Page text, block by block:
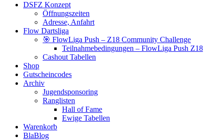
DSFZ Konzept
Öffnungszeiten
Adresse, Anfahrt
Flow Dartsliga
🎯 FlowLiga Push – Z18 Community Challenge
Teilnahmebedingungen – FlowLiga Push Z18
Cashout Tabellen
Shop
Gutscheincodes
Archiv
Jugendsponsoring
Ranglisten
Hall of Fame
Ewige Tabellen
Warenkorb
BlaBlog